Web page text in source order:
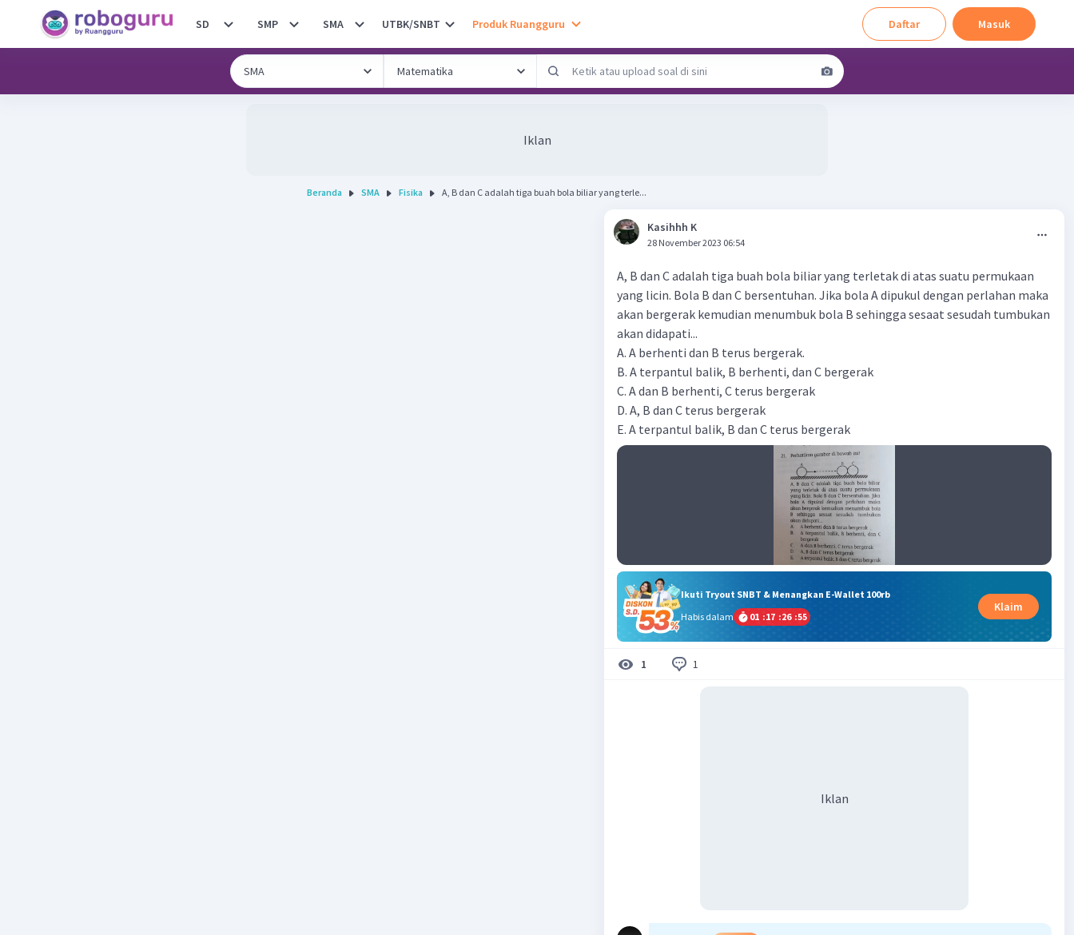
SD SMP SMA UTBK/SNBT Produk Ruangguru Daftar Masuk
Iklan
Beranda SMA Fisika A, B dan C adalah tiga buah bola biliar yang terle...
Kasihhh K
28 November 2023 06:54
A, B dan C adalah tiga buah bola biliar yang terletak di atas suatu permukaan
yang licin. Bola B dan C bersentuhan. Jika bola A dipukul dengan perlahan maka
akan bergerak kemudian menumbuk bola B sehingga sesaat sesudah tumbukan
akan didapati...
A. A berhenti dan B terus bergerak.
B. A terpantul balik, B berhenti, dan C bergerak
C. A dan B berhenti, C terus bergerak
D. A, B dan C terus bergerak
E. A terpantul balik, B dan C terus bergerak
Ikuti Tryout SNBT & Menangkan E-Wallet 100rb
Habis dalam
01 :17 :26 :54
Klaim
1 1
Iklan